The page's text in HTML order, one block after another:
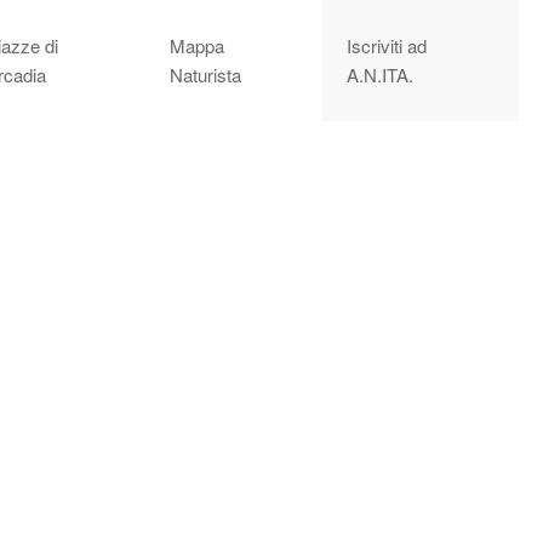
di
Mappa
Naturista
Iscriviti ad
A.N.ITA.